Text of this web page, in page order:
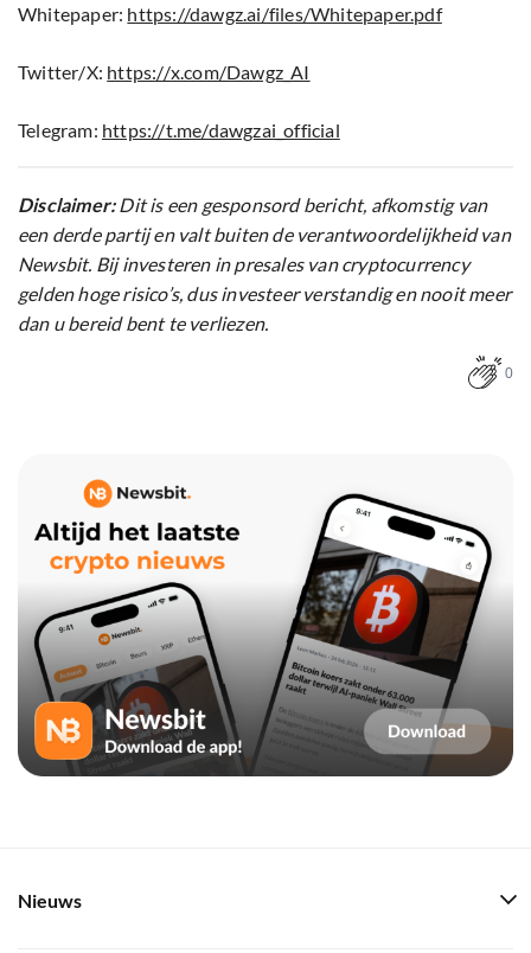
Whitepaper: https://dawgz.ai/files/Whitepaper.pdf
Twitter/X: https://x.com/Dawgz_AI
Telegram: https://t.me/dawgzai_official
Disclaimer:Dit is een gesponsord bericht, afkomstig van
een derde partij en valt buiten de verantwoordelijkheid van
Newsbit. Bij investeren in presales van cryptocurrency
gelden hoge risico’s, dus investeer verstandig en nooit meer
dan u bereid bent te verliezen.
0
Nieuws